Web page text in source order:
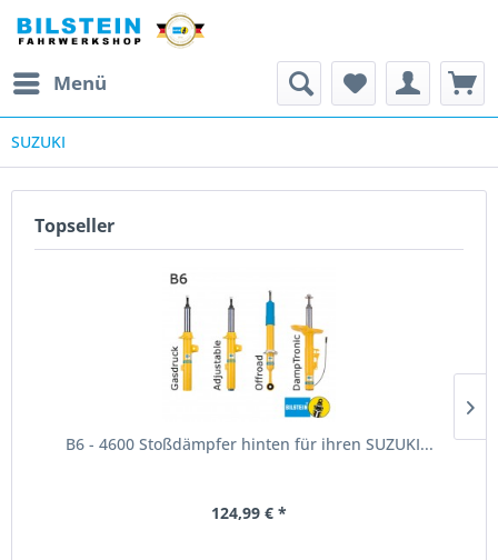
Menü
SUZUKI
Topseller
B6 - 4600 Stoßdämpfer hinten für ihren SUZUKI...
124,99 € *